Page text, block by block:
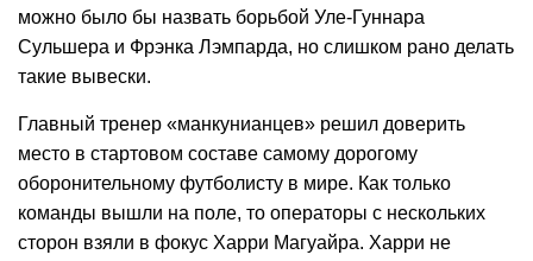
можно было бы назвать борьбой Уле-Гуннара
Сульшера и Фрэнка Лэмпарда, но слишком рано делать
такие вывески.
Главный тренер «манкунианцев» решил доверить
место в стартовом составе самому дорогому
оборонительному футболисту в мире. Как только
команды вышли на поле, то операторы с нескольких
сторон взяли в фокус Харри Магуайра. Харри не